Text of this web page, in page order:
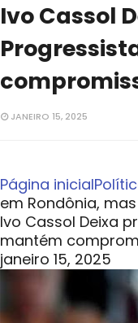
Ivo Cassol
JANEIRO 15, 2025
Página inicial
em Rondônia,
Ivo Cassol Deixa
mantém
janeiro 15, 2025